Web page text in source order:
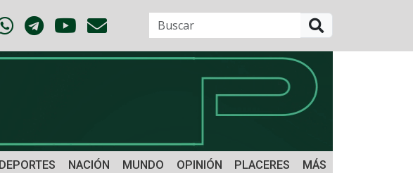
DEPORTES NACIÓN MUNDO OPINIÓN PLACERES MÁS